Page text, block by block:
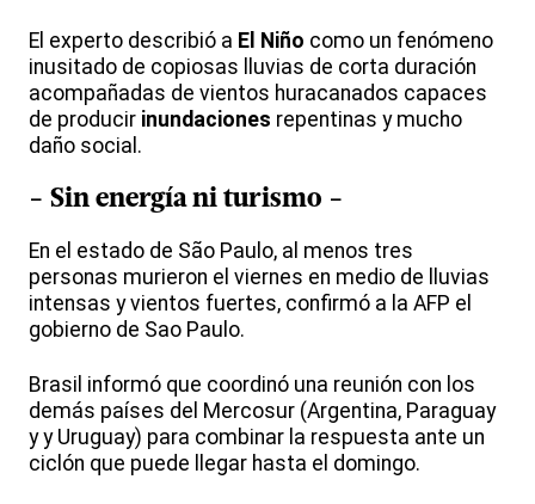
El experto describió a El Niño como un fenómeno
inusitado de copiosas lluvias de corta duración
acompañadas de vientos huracanados capaces
de producir inundaciones repentinas y mucho
daño social.
- Sin energía ni turismo -
En el estado de São Paulo, al menos tres
personas murieron el viernes en medio de lluvias
intensas y vientos fuertes, confirmó a la AFP el
gobierno de Sao Paulo.
Brasil informó que coordinó una reunión con los
demás países del Mercosur (Argentina, Paraguay
y y Uruguay) para combinar la respuesta ante un
ciclón que puede llegar hasta el domingo.